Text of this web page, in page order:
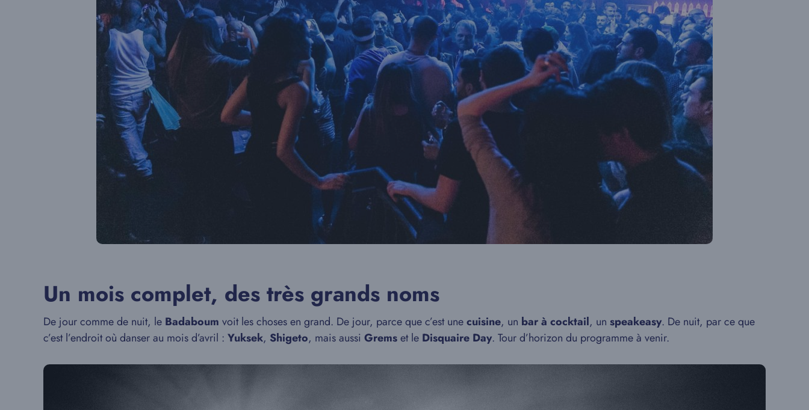
Un mois complet, des très grands noms
De jour comme de nuit, le Badaboum voit les choses en grand. De jour, parce que c’est unecuisine, un bar à cocktail, un speakeasy. De nuit, par ce que
c’est l’endroit où danser au mois d’avril : Yuksek, Shigeto, mais aussi Gremset le Disquaire Day. Tour d’horizon du programme à venir.